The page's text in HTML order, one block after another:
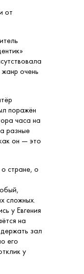
от
очень
поражён
часа на
разные
он — это
стране, о
сложных.
у Евгения
на
зал
его
у